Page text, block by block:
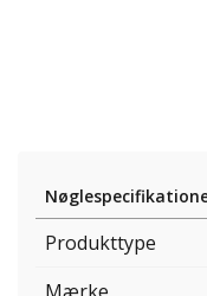
Produkttype